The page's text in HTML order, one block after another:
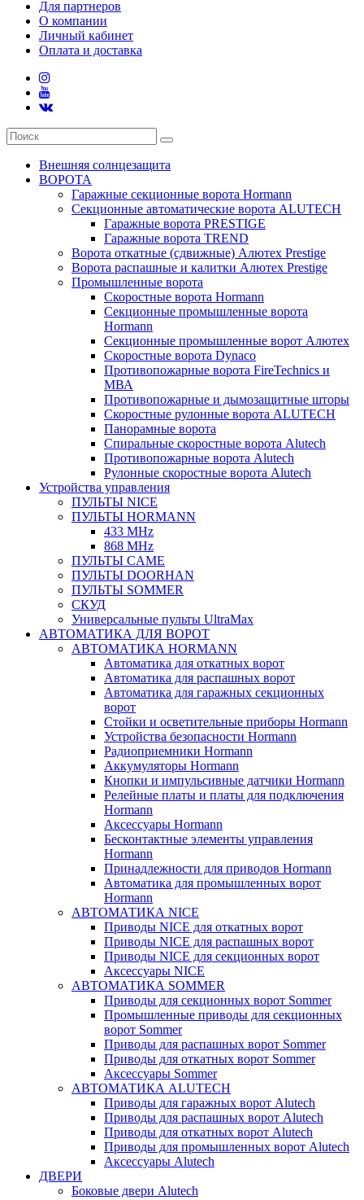
Для партнеров
О компании
Личный кабинет
Оплата и доставка
Внешняя солнцезащита
ВОРОТА
Гаражные секционные ворота Hormann
Секционные автоматические ворота ALUTECH
Гаражные ворота PRESTIGE
Гаражные ворота TREND
Ворота откатные (сдвижные) Алютех Prestige
Ворота распашные и калитки Алютех Prestige
Промышленные ворота
Скоростные ворота Hormann
Секционные промышленные ворота
Hormann
Секционные промышленные ворот Алютех
Скоростные ворота Dynaco
Противопожарные ворота FireTechnics и
МВА
Противопожарные и дымозащитные шторы
Скоростные рулонные ворота ALUTECH
Панорамные ворота
Спиральные скоростные ворота Alutech
Противопожарные ворота Alutech
Рулонные скоростные ворота Alutech
Устройства управления
ПУЛЬТЫ NICE
ПУЛЬТЫ HORMANN
433 MHz
868 MHz
ПУЛЬТЫ CAME
ПУЛЬТЫ DOORHAN
ПУЛЬТЫ SOMMER
СКУД
Универсальные пульты UltraMax
АВТОМАТИКА ДЛЯ ВОРОТ
АВТОМАТИКА HORMANN
Автоматика для откатных ворот
Автоматика для распашных ворот
Автоматика для гаражных секционных
ворот
Стойки и осветительные приборы Hormann
Устройства безопасности Hormann
Радиоприемники Hormann
Аккумуляторы Hormann
Кнопки и импульсивные датчики Hormann
Релейные платы и платы для подключения
Hormann
Аксессуары Hormann
Бесконтактные элементы управления
Hormann
Принадлежности для приводов Hormann
Автоматика для промышленных ворот
Hormann
АВТОМАТИКА NICE
Приводы NICE для откатных ворот
Приводы NICE для распашных ворот
Приводы NICE для секционных ворот
Аксессуары NICE
АВТОМАТИКА SOMMER
Приводы для секционных ворот Sommer
Промышленные приводы для секционных
ворот Sommer
Приводы для распашных ворот Sommer
Приводы для откатных ворот Sommer
Аксессуары Sommer
АВТОМАТИКА ALUTECH
Приводы для гаражных ворот Alutech
Приводы для распашных ворот Alutech
Приводы для откатных ворот Alutech
Приводы для промышленных ворот Alutech
Аксессуары Alutech
ДВЕРИ
Боковые двери Alutech